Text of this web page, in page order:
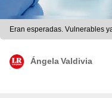
Eran esperadas. Vulnerables
Ángela Valdivia